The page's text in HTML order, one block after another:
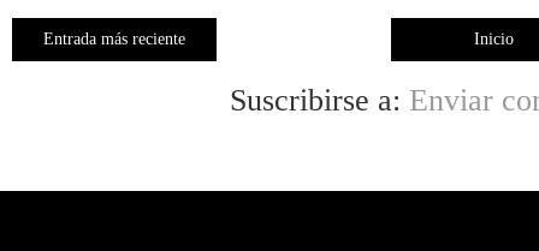
Entrada más reciente Inicio
Suscribirse a: Enviar